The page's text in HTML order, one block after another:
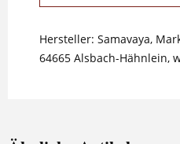
Hersteller: Samavaya,
64665 Alsbach-Hähnlein,